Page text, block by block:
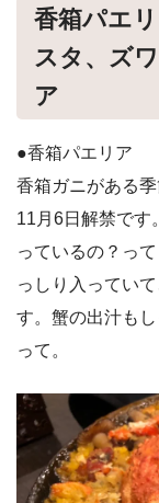
香箱パエ
スタ、ズ
ア
●香箱パエリア
香箱ガニがある
11月6日解禁です
っているの？っ
っしり入ってい
す。蟹の出汁も
って。